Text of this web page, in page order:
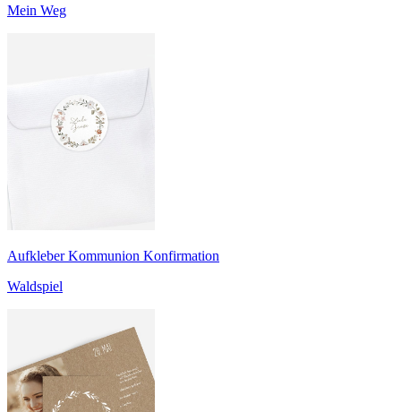
Mein Weg
Aufkleber Kommunion Konfirmation
Waldspiel